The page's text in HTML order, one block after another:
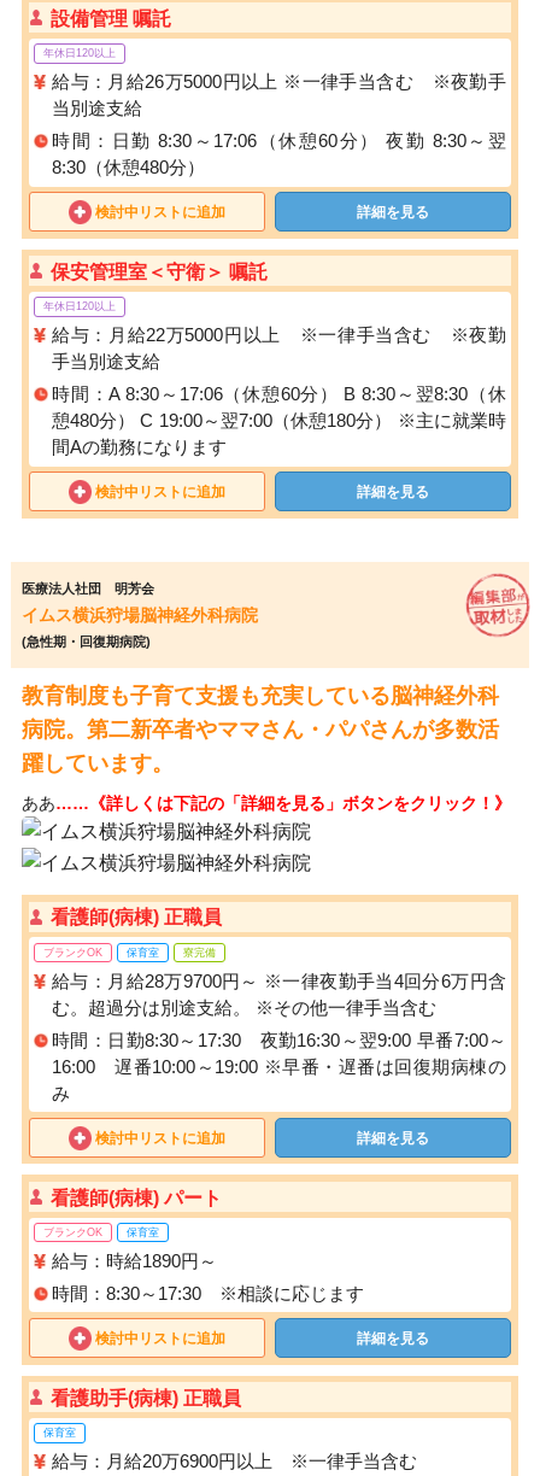
設備管理 嘱託
年休日120以上
給与：月給26万5000円以上 ※一律手当含む ※夜勤手
当別途支給
時間：日勤 8:30～17:06（休憩60分） 夜勤 8:30～翌
8:30（休憩480分）
検討中リストに追加 詳細を見る
保安管理室＜守衛＞ 嘱託
年休日120以上
給与：月給22万5000円以上 ※一律手当含む ※夜勤
手当別途支給
時間：A 8:30～17:06（休憩60分） B 8:30～翌8:30（休
憩480分） C 19:00～翌7:00（休憩180分） ※主に就業時
間Aの勤務になります
検討中リストに追加 詳細を見る
医療法人社団 明芳会
イムス横浜狩場脳神経外科病院
(急性期・回復期病院)
教育制度も子育て支援も充実している脳神経外科
病院。第二新卒者やママさん・パパさんが多数活
躍しています。
ああ……《詳しくは下記の「詳細を見る」ボタンをクリック！》
看護師(病棟) 正職員
ブランクOK 保育室 寮完備
給与：月給28万9700円～ ※一律夜勤手当4回分6万円含
む。超過分は別途支給。 ※その他一律手当含む
時間：日勤8:30～17:30 夜勤16:30～翌9:00 早番7:00～
16:00 遅番10:00～19:00 ※早番・遅番は回復期病棟の
み
検討中リストに追加 詳細を見る
看護師(病棟) パート
ブランクOK 保育室
給与：時給1890円～
時間：8:30～17:30 ※相談に応じます
検討中リストに追加 詳細を見る
看護助手(病棟) 正職員
保育室
給与：月給20万6900円以上 ※一律手当含む